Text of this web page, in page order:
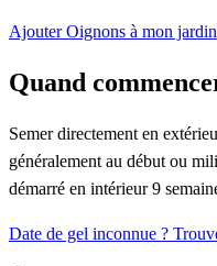
Ajouter Oignons à mon jardin
Quand
Semer directement en
généralement au début ou
démarré en intérieur 9
Date de gel inconnue ?